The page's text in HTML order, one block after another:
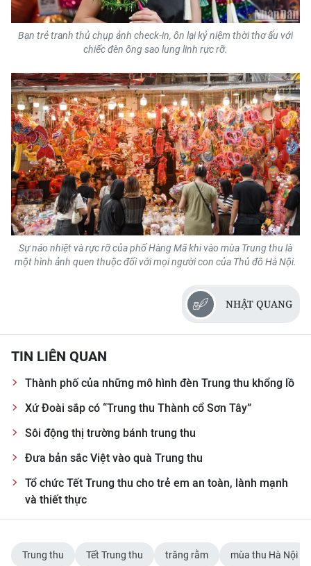
Bạn trẻ tranh thủ chụp ảnh check-in, ôn lại kỷ niệm thời thơ ấu với
chiếc đèn ông sao lung linh rực rỡ.
Sự náo nhiệt và rực rỡ của phố Hàng Mã khi vào mùa Trung thu là
một hình ảnh quen thuộc đối với mọi người con của Thủ đô Hà Nội.
NHẬT QUANG
TIN LIÊN QUAN
Thành phố của những mô hình đèn Trung thu khổng lồ
Xứ Đoài sắp có “Trung thu Thành cổ Sơn Tây”
Sôi động thị trường bánh trung thu
Đưa bản sắc Việt vào quà Trung thu
Tổ chức Tết Trung thu cho trẻ em an toàn, lành mạnh
và thiết thực
Trung thu Tết Trung thu trăng rằm mùa thu Hà Nội